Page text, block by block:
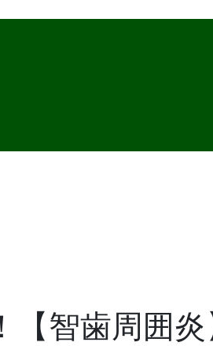
智歯周囲炎